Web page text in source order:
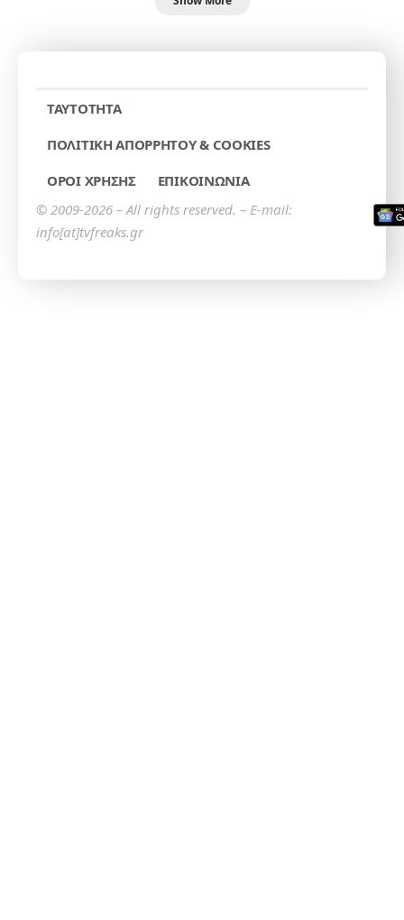
TAYTOTHTA
ΠΟΛΙΤΙΚΗ ΑΠΟΡΡΗΤΟΥ & COOKIES
ΟΡΟΙ ΧΡΗΣΗΣ
ΕΠΙΚΟΙΝΩΝΙΑ
© 2009-2026 – All rights reserved. – E-mail:
info[at]tvfreaks.gr